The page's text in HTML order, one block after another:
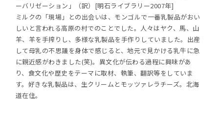
ーバリゼーション」（訳）[明石ライブラリー2007年]
ミルクの「現場」との出会いは、モンゴルで一番乳製品がおい
しいと言われる高原の村でのことでした。人々はヤク、馬、山
羊、羊を手搾りし、多様な乳製品を手作りしていました。出産
して母乳の不思議を身体で感じると、地元で見かける乳牛に急
に親近感がわきました(笑)。異文化が伝わる過程に興味があ
り、食文化や歴史をテーマに取材、執筆、翻訳等をしていま
す。好きな乳製品は、生クリームとモッツァレラチーズ。北海
道在住。